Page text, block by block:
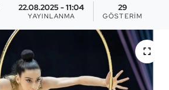
22.08.2025 - 11:04
YAYINLANMA
29
GÖSTERIM